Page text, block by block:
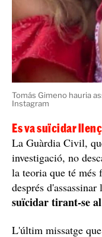
Tomás Gimeno hauria
Instagram
Es va suïcidar
La Guàrdia Civil,
investigació, no
la teoria que té més
després
suïcidar tirant-se